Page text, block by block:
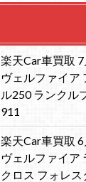
楽天Car車買取
ヴェルファイア
ル250 ランクル
911
楽天Car車買取
ヴェルファイア
クロス フォレ